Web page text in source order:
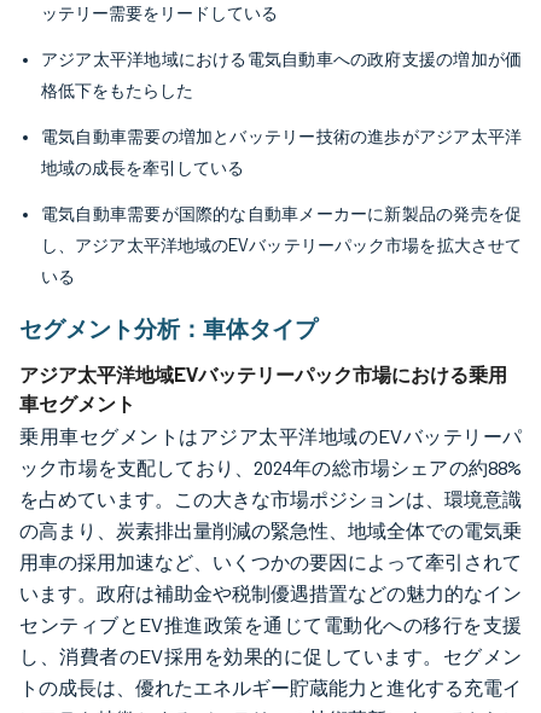
ッテリー需要をリードしている
アジア太平洋地域における電気自動車への政府支援の増加が価
格低下をもたらした
電気自動車需要の増加とバッテリー技術の進歩がアジア太平洋
地域の成長を牽引している
電気自動車需要が国際的な自動車メーカーに新製品の発売を促
し、アジア太平洋地域のEVバッテリーパック市場を拡大させて
いる
セグメント分析：車体タイプ
アジア太平洋地域EVバッテリーパック市場における乗用
車セグメント
乗用車セグメントはアジア太平洋地域のEVバッテリーパ
ック市場を支配しており、2024年の総市場シェアの約88%
を占めています。この大きな市場ポジションは、環境意識
の高まり、炭素排出量削減の緊急性、地域全体での電気乗
用車の採用加速など、いくつかの要因によって牽引されて
います。政府は補助金や税制優遇措置などの魅力的なイン
センティブとEV推進政策を通じて電動化への移行を支援
し、消費者のEV採用を効果的に促しています。セグメン
トの成長は、優れたエネルギー貯蔵能力と進化する充電イ